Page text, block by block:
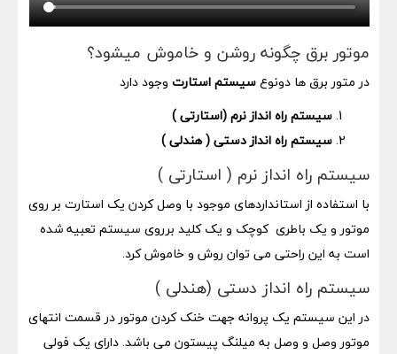
موتور برق چگونه روشن و خاموش میشود؟
در متور برق ها دونوعسیستم استارت وجود دارد
سیستم راه انداز نرم (استارتی )
سیستم راه انداز دستی ( هندلی )
سیستم راه انداز نرم ( استارتی )
با استفاده از استانداردهای موجود با وصل کردن یک استارت بر روی
موتور و یک باطری کوچک و یک کلید برروی سیستم تعبیه شده
است به این راحتی می توان روش و خاموش کرد.
سیستم راه انداز دستی (هندلی )
در این سیستم یک پروانه جهت خنک کردن موتور در قسمت انتهای
موتور وصل و وصل به میلنگ پیستون می باشد. دارای یک فولی